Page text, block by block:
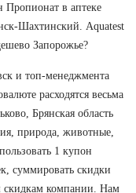
Пропионат в аптеке
Шахтинский. Aquatest
Запорожье?
и топ-менеджмента
расходятся весьма
Брянская область
природа, животные,
1 купон
суммировать скидки
скидкам компании. Нам